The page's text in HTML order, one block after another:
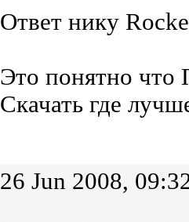
Ответ нику
Это понятно что
Скачать где
26 Jun 2008,